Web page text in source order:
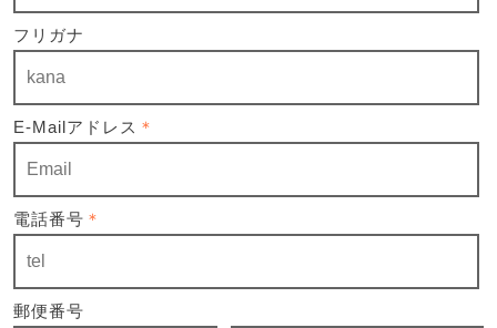
フリガナ
E-Mailアドレス ＊
電話番号 ＊
郵便番号